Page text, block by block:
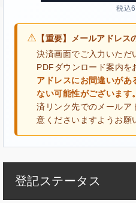
税込
⚠ 【重要】メールアドレス
決済画面でご入力いただ
PDFダウンロード案内を
アドレスにお間違いがあ
ない可能性がございます
済リンク先でのメールア
意くださいますようお願
登記ステータス